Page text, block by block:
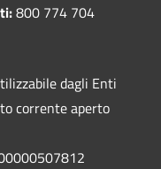
800 774 704
dagli Enti
corrente aperto